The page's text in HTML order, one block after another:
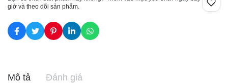
giờ và theo dõi sản phẩm.
Mô tả Đánh giá